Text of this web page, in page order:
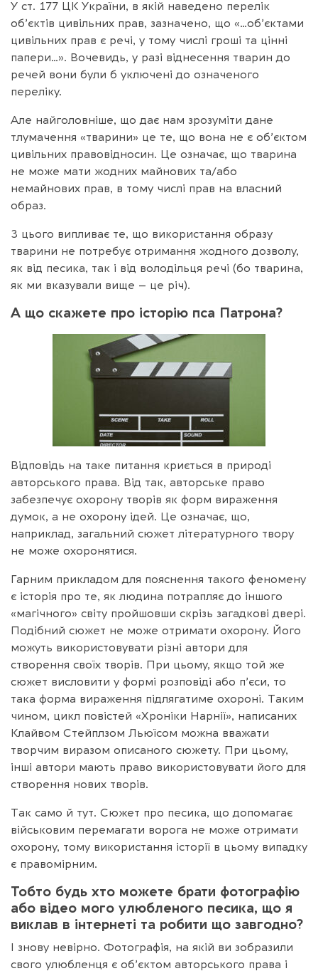
У ст. 177 ЦК України, в якій наведено перелік
об’єктів цивільних прав, зазначено, що «…об’єктами
цивільних прав є речі, у тому числі гроші та цінні
папери…». Вочевидь, у разі віднесення тварин до
речей вони були б уключені до означеного
переліку.
Але найголовніше, що дає нам зрозуміти дане
тлумачення «тварини» це те, що вона не є об’єктом
цивільних правовідносин. Це означає, що тварина
не може мати жодних майнових та/або
немайнових прав, в тому числі прав на власний
образ.
З цього випливає те, що використання образу
тварини не потребує отримання жодного дозволу,
як від песика, так і від володільця речі (бо тварина,
як ми вказували вище – це річ).
А що скажете про історію пса Патрона?
Відповідь на таке питання криється в природі
авторського права. Від так, авторське право
забезпечує охорону творів як форм вираження
думок, а не охорону ідей. Це означає, що,
наприклад, загальний сюжет літературного твору
не може охоронятися.
Гарним прикладом для пояснення такого феномену
є історія про те, як людина потрапляє до іншого
«магічного» світу пройшовши скрізь загадкові двері.
Подібний сюжет не може отримати охорону. Його
можуть використовувати різні автори для
створення своїх творів. При цьому, якщо той же
сюжет висловити у формі розповіді або п’єси, то
така форма вираження підлягатиме охороні. Таким
чином, цикл повістей «Хроніки Нарнії», написаних
Клайвом Стейплзом Льюїсом можна вважати
творчим виразом описаного сюжету. При цьому,
інші автори мають право використовувати його для
створення нових творів.
Так само й тут. Сюжет про песика, що допомагає
військовим перемагати ворога не може отримати
охорону, тому використання історії в цьому випадку
є правомірним.
Тобто будь хто можете брати фотографію
або відео мого улюбленого песика, що я
виклав в інтернеті та робити що завгодно?
І знову невірно. Фотографія, на якій ви зобразили
свого улюбленця є об’єктом авторського права і